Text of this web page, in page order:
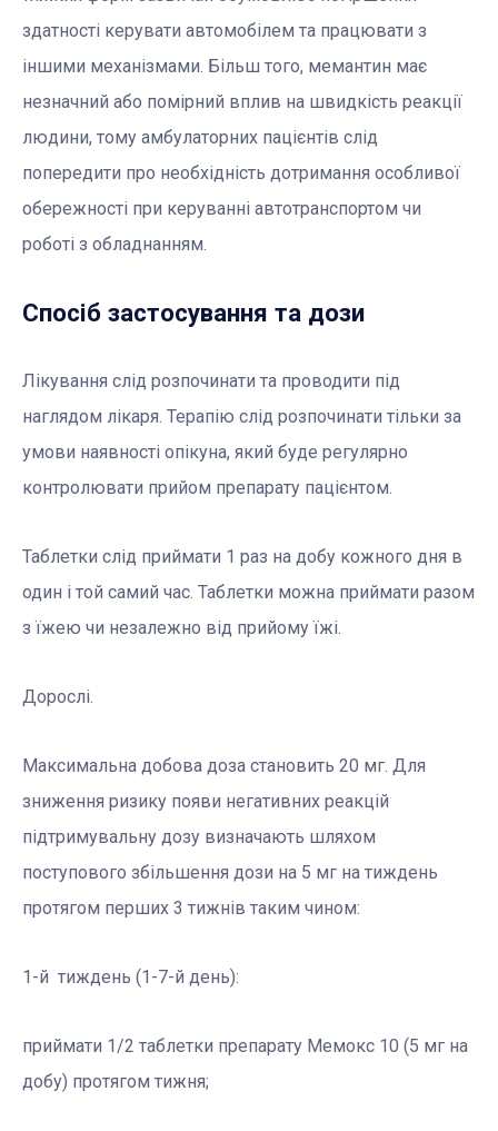
здатності керувати автомобілем та працювати з
іншими механізмами. Більш того, мемантин має
незначний або помірний вплив на швидкість реакції
людини, тому амбулаторних пацієнтів слід
попередити про необхідність дотримання особливої
обережності при керуванні автотранспортом чи
роботі з обладнанням.
Спосіб застосування та дози
Лікування слід розпочинати та проводити під
наглядом лікаря. Терапію слід розпочинати тільки за
умови наявності опікуна, який буде регулярно
контролювати прийом препарату пацієнтом.
Таблетки слід приймати 1 раз на добу кожного дня в
один і той самий час. Таблетки можна приймати разом
з їжею чи незалежно від прийому їжі.
Дорослі.
Максимальна добова доза становить 20 мг. Для
зниження ризику появи негативних реакцій
підтримувальну дозу визначають шляхом
поступового збільшення дози на 5 мг на тиждень
протягом перших 3 тижнів таким чином:
1-й тиждень (1-7-й день):
приймати 1/2 таблетки препарату Мемокс 10 (5 мг на
добу) протягом тижня;